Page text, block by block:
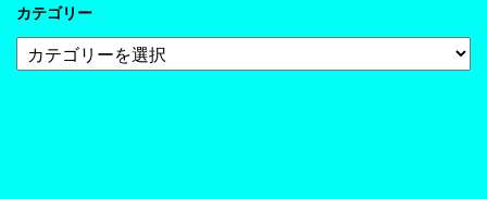
イ
カテゴリー
テ